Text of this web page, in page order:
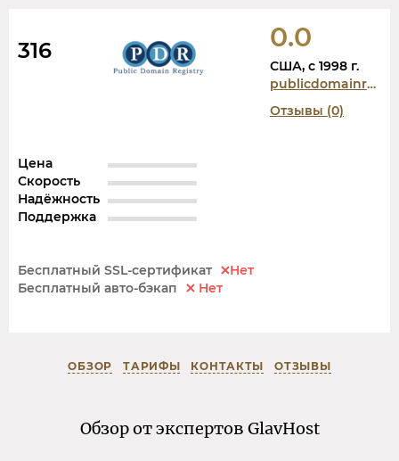
316 0.0
США, c 1998 г.
publicdomainregistry.com
Отзывы (0)
Цена
Скорость
Надёжность
Поддержка
Бесплатный SSL-сертификат
Нет
Бесплатный авто-бэкап
Нет
ОБЗОР ТАРИФЫ КОНТАКТЫ ОТЗЫВЫ
Обзор от экспертов GlavHost